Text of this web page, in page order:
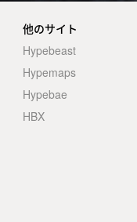
他のサイト
Hypebeast
Hypemaps
Hypebae
HBX